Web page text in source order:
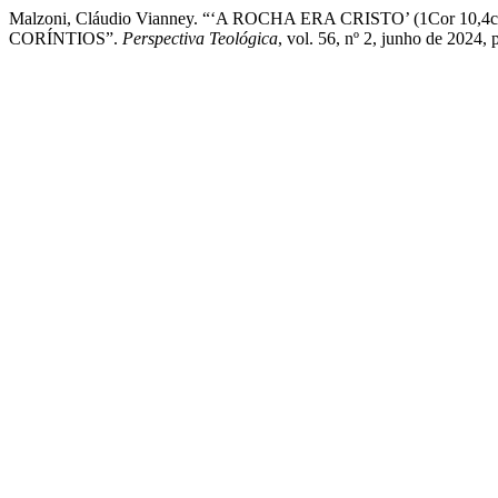
Malzoni, Cláudio Vianney. “‘A ROCHA ERA CRISTO’ (1Cor
CORÍNTIOS”. Perspectiva Teológica, vol. 56, nº 2, junho de 2024,